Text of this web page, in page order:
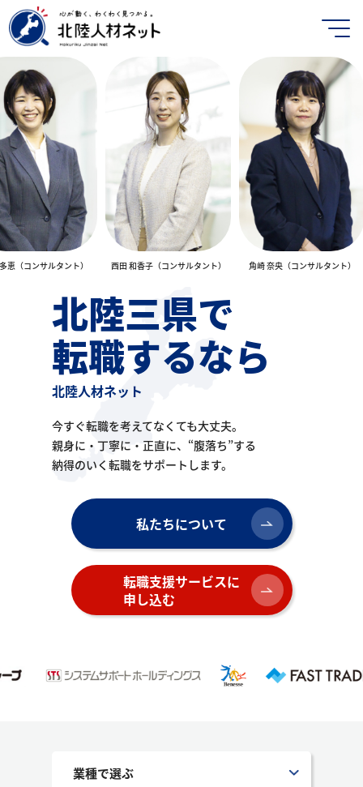
北陸三県で
転職するなら
北陸人材ネット
今すぐ転職を考えてなくても大丈夫。
親身に・丁寧に・正直に、 “腹落ち”する
納得のいく転職をサポートします。
私たちについて
転職支援サービスに
申し込む
西田 和香子（コンサルタント） 角崎 奈央（コンサルタント） 出口 未由羽（コ